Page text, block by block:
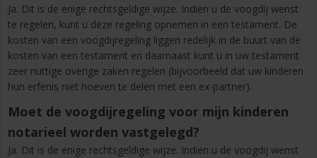
Ja. Dit is de enige rechtsgeldige wijze. Indien u de voogdij wenst
te regelen, kunt u deze regeling opnemen in een testament. De
kosten van een voogdijregeling liggen redelijk in de buurt van de
kosten van een testament en daarnaast kunt u in uw testament
zeer nuttige overige zaken regelen (bijvoorbeeld dat uw kinderen
hun erfenis niet hoeven te delen met een ex-partner).
Moet de voogdijregeling voor mijn kinderen
notarieel worden vastgelegd?
Ja. Dit is de enige rechtsgeldige wijze. Indien u de voogdij wenst